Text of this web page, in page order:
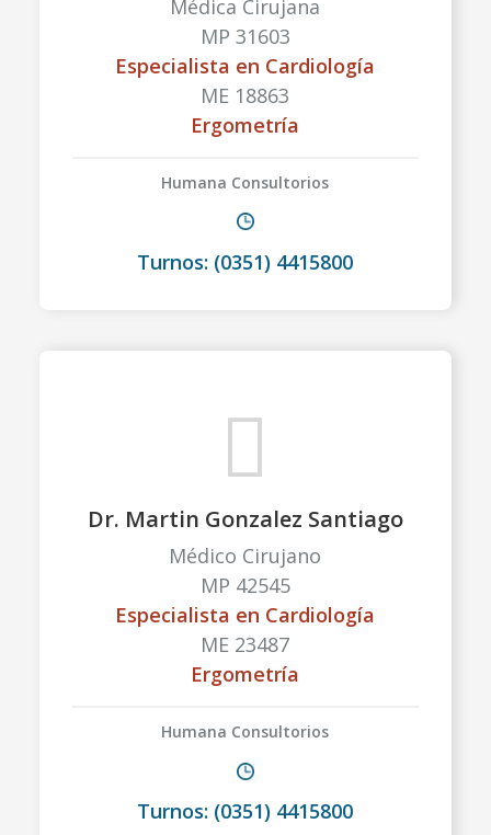
Médica Cirujana
MP 31603
Especialista en Cardiología
ME 18863
Ergometría
Humana Consultorios
Turnos: (0351) 4415800
Dr. Martin Gonzalez Santiago
Médico Cirujano
MP 42545
Especialista en Cardiología
ME 23487
Ergometría
Humana Consultorios
Turnos: (0351) 4415800